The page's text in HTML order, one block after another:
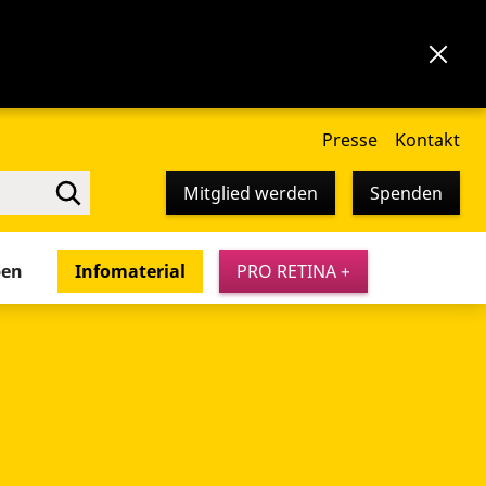
Presse Kontakt
Mitglied werden Spenden
Infomaterial PRO RETINA +